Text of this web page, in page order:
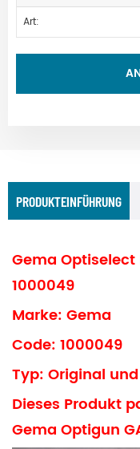
Art:
PRODUKTEINFÜHRUNG
Gema
1000049
Marke: Gema
Code: 1000049
Typ: Original
Dieses Produkt
Gema Optigun